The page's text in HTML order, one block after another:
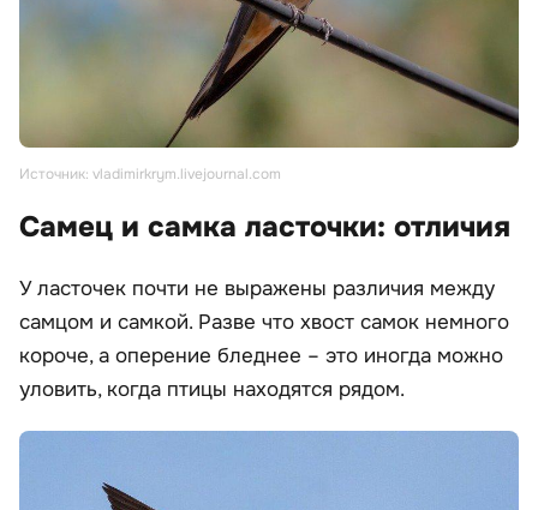
Источник: vladimirkrym.livejournal.com
Самец и самка ласточки: отличия
У ласточек почти не выражены различия между
самцом и самкой. Разве что хвост самок немного
короче, а оперение бледнее – это иногда можно
уловить, когда птицы находятся рядом.